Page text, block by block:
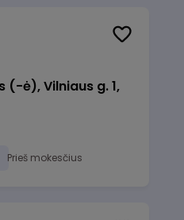
(-ė), Vilniaus g. 1,
Prieš mokesčius